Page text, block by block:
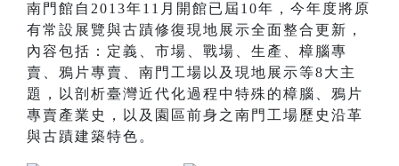
南門館自2013年11月開館已屆10年，今年度將原
有常設展覽與古蹟修復現地展示全面整合更新，
內容包括：定義、市場、戰場、生產、樟腦專
賣、鴉片專賣、南門工場以及現地展示等8大主
題，以剖析臺灣近代化過程中特殊的樟腦、鴉片
專賣產業史，以及園區前身之南門工場歷史沿革
與古蹟建築特色。